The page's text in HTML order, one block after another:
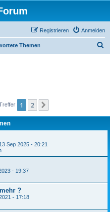
Anmelden
Registrieren
Themen
1 2
13 Sep 2025 - 20:21
- 19:37
?
- 17:18